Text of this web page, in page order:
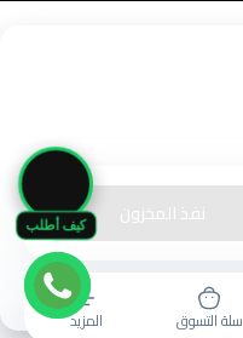
كيف أطلب نفذ المخزون
سلة التسوق المزيد